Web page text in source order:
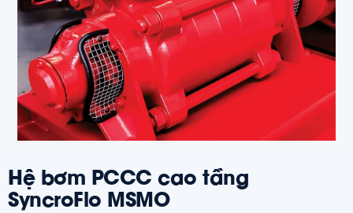
Hệ bơm PCCC cao tầng
SyncroFlo MSMO